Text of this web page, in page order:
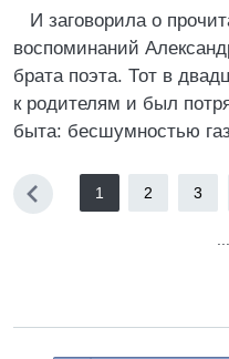
И заговорила о
воспоминаний
брата поэта. Тот в
к родителям и был
быта: бесшумностью
1 2 3